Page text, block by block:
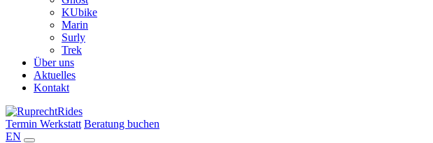
KUbike
Marin
Surly
Trek
Über uns
Aktuelles
Kontakt
Termin Werkstatt Beratung buchen
EN